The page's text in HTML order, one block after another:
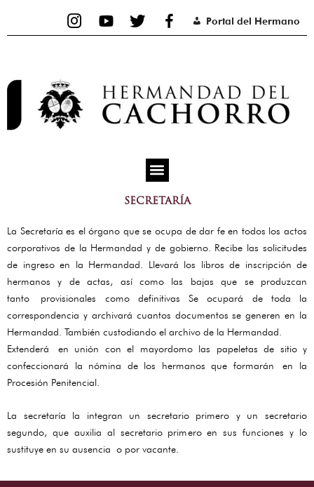
Portal del Hermano
SECRETARÍA
La Secretaría es el órgano que se ocupa de dar fe en todos los actos
corporativos de la Hermandad y de gobierno. Recibe las solicitudes
de ingreso en la Hermandad. Llevará los libros de inscripción de
hermanos y de actas, así como las bajas que se produzcan
tanto provisionales como definitivas Se ocupará de toda la
correspondencia y archivará cuantos documentos se generen en la
Hermandad. También custodiando el archivo de la Hermandad.
Extenderá en unión con el mayordomo las papeletas de sitio y
confeccionará la nómina de los hermanos que formarán en la
Procesión Penitencial.
La secretaría la integran un secretario primero y un secretario
segundo, que auxilia al secretario primero en sus funciones y lo
sustituye en su ausencia o por vacante.